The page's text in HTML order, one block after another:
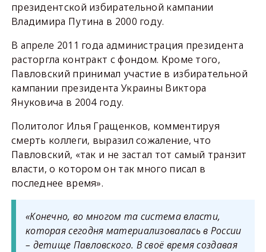
президентской избирательной кампании
Владимира Путина в 2000 году.
В апреле 2011 года администрация президента
расторгла контракт с фондом. Кроме того,
Павловский принимал участие в избирательной
кампании президента Украины Виктора
Януковича в 2004 году.
Политолог Илья Гращенков, комментируя
смерть коллеги, выразил сожаление, что
Павловский, «так и не застал тот самый транзит
власти, о котором он так много писал в
последнее время».
«Конечно, во многом та система власти,
которая сегодня материализовалась в России
– детище Павловского. В своё время создавая